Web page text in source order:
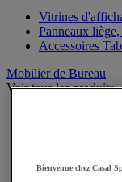
Vitrines
Panneaux
Accessoires
Mobilier de Bureau
Voir tous les produits
Armoires,
Bienvenue chez Casal